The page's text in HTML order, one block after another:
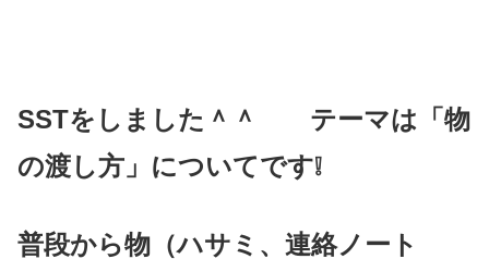
SSTをしました＾＾ テーマは「物
の渡し方」についてです❕
普段から物（ハサミ、連絡ノート